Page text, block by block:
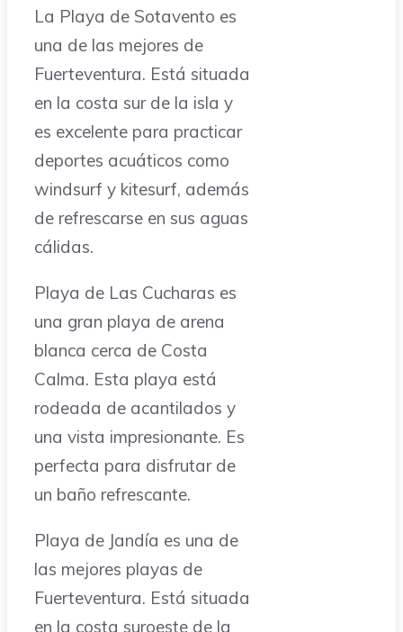
La Playa de Sotavento es
una de las mejores de
Fuerteventura. Está situada
en la costa sur de la isla y
es excelente para practicar
deportes acuáticos como
windsurf y kitesurf, además
de refrescarse en sus aguas
cálidas.
Playa de Las Cucharas es
una gran playa de arena
blanca cerca de Costa
Calma. Esta playa está
rodeada de acantilados y
una vista impresionante. Es
perfecta para disfrutar de
un baño refrescante.
Playa de Jandía es una de
las mejores playas de
Fuerteventura. Está situada
en la costa suroeste de la